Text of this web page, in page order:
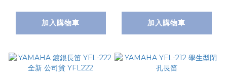
加入購物車 加入購物車